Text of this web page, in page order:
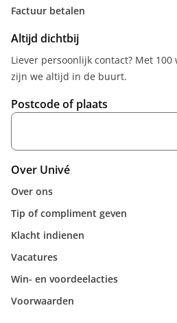
Factuur betalen
Altijd dichtbij
Liever persoonlijk contact? Met
zijn we altijd in de buurt.
Postcode of plaats
Over Univé
Over ons
Tip of compliment geven
Klacht indienen
Vacatures
Win- en voordeelacties
Voorwaarden